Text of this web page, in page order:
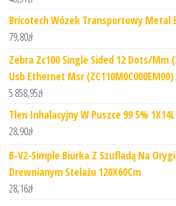
Bricotech Wózek Transportowy Metal
79,80zł
Zebra Zc100 Single Sided 12 Dots/Mm
Usb Ethernet Msr (ZC110M0C000EM00)
5 858,95zł
Tlen Inhalacyjny W Puszce 99 5%
28,90zł
B-V2-Simple Biurka Z Szufladą Na
Drewnianym Stelażu 120X60Cm
28,16zł